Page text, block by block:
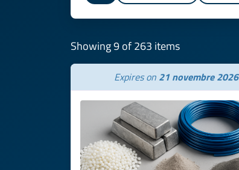
Showing 9 of 263 items
Expires on 21 novembre 2026